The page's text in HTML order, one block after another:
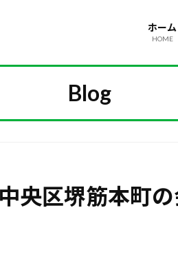
ホーム
HOME
Blog
央区堺筋本町